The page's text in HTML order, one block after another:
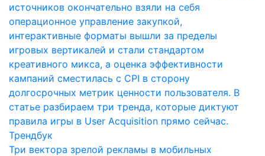
источников окончательно взяли на себя
операционное управление закупкой,
интерактивные форматы вышли за пределы
игровых вертикалей и стали стандартом
креативного микса, а оценка эффективности
кампаний сместилась с CPI в сторону
долгосрочных метрик ценности пользователя. В
статье разбираем три тренда, которые диктуют
правила игры в User Acquisition прямо сейчас.
Трендбук
Три вектора зрелой рекламы в мобильных